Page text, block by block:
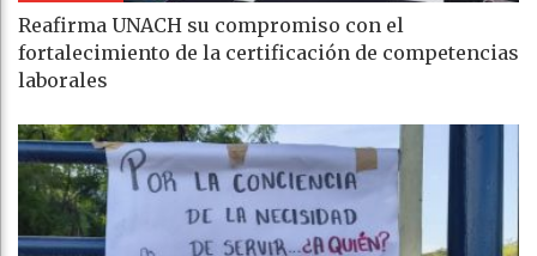
Reafirma UNACH su compromiso con el
fortalecimiento de la certificación de competencias
laborales